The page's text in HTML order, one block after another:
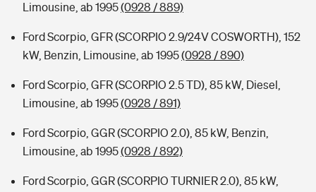
Limousine, ab 1995(0928 / 889)
Ford Scorpio, GFR (SCORPIO 2.9/24V COSWORTH), 152
kW, Benzin, Limousine, ab 1995(0928 / 890)
Ford Scorpio, GFR (SCORPIO 2.5 TD), 85 kW, Diesel,
Limousine, ab 1995(0928 / 891)
Ford Scorpio, GGR (SCORPIO 2.0), 85 kW, Benzin,
Limousine, ab 1995(0928 / 892)
Ford Scorpio, GGR (SCORPIO TURNIER 2.0), 85 kW,